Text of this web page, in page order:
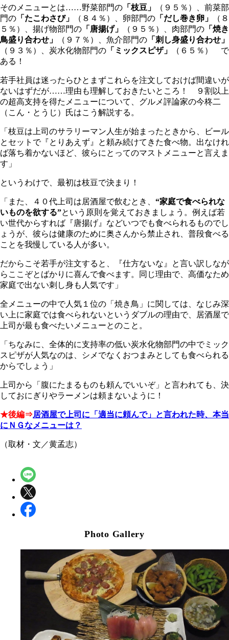
そのメニューとは……野菜部門の 「枝豆」
（９５％）、前菜部
門の 「たこわさび」 （８４％）、卵部門の 「だし巻き卵」
（８
５％）、揚げ物部門の 「唐揚げ」 （９５％）、肉部門の 「焼き
鳥盛り合わせ」
（９７％）、魚介部門の 「刺し身盛り合わせ」
（９３％）、炭水化物部門の 「ミックスピザ」
（６５％） で
ある！
若手社員は迷ったらひとまずこれらを注文しておけば間違いが
ないはずだが……理由も理解しておきたいところ！ ９割以上
の超高支持を得たメニューについて、グルメ評論家の今柊二
（こん・とうじ）氏はこう解説する。
「枝豆は上司のサラリーマン人生が始まったときから、ビール
とセットで『とりあえず』と頼み続けてきた食べ物。出なけれ
ば落ち着かないほど、彼らにとってのマストメニューと言えま
す」
というわけで、最初は枝豆で決まり！
「また、４０代上司は居酒屋で飲むとき、 “家庭で食べられな
いものを欲する”という原則を覚えておきましょう。例えば若
い世代からすれば『唐揚げ』などいつでも食べられるものでし
ょうが、彼らは健康のために奥さんから禁止され、普段食べる
ことを我慢している人が多い。
だからこそ若手が注文すると、『仕方ないな』と言い訳しなが
らここぞとばかりに喜んで食べます。同じ理由で、高価なため
家庭で出ない刺し身も人気です」
全メニューの中で人気１位の「焼き鳥」に関しては、なじみ深
い上に家庭では食べられないというダブルの理由で、居酒屋で
上司が最も食べたいメニューとのこと。
「ちなみに、全体的に支持率の低い炭水化物部門の中でミック
スピザが人気なのは、シメでなくおつまみとしても食べられる
からでしょう」
上司から「腹にたまるものも頼んでいいぞ」と言われても、決
しておにぎりやラーメンは頼まないように！
★後編⇒居酒屋で上司に「適当に頼んで」と言われた時、本当
にＮＧなメニューは？
（取材・文／黄孟志）
Photo Gallery